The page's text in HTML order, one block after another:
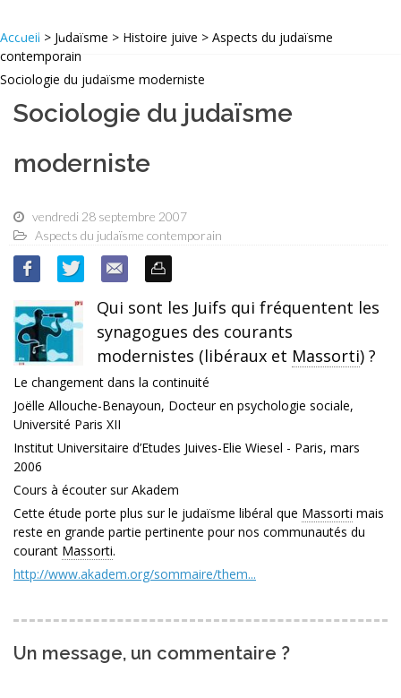
Accueil > Judaïsme > Histoire juive > Aspects du judaïsme
contemporain
Sociologie du judaïsme moderniste
Sociologie du judaïsme
moderniste
vendredi 28 septembre 2007
Aspects du judaïsme contemporain
Qui sont les Juifs qui fréquentent les
synagogues des courants
modernistes (libéraux et Massorti) ?
Le changement dans la continuité
Joëlle Allouche-Benayoun, Docteur en psychologie sociale,
Université Paris XII
Institut Universitaire d’Etudes Juives-Elie Wiesel - Paris, mars
2006
Cours à écouter sur Akadem
Cette étude porte plus sur le judaïsme libéral que Massorti mais
reste en grande partie pertinente pour nos communautés du
courant Massorti.
http://www.akadem.org/sommaire/them...
Un message, un commentaire ?